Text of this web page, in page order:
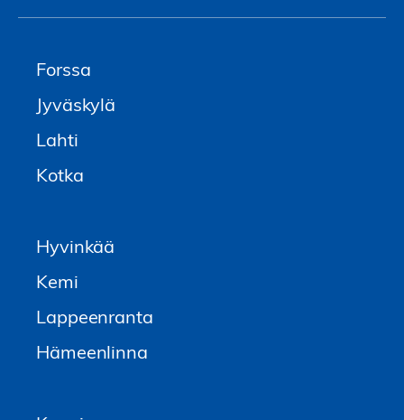
Forssa
Jyväskylä
Lahti
Kotka
Hyvinkää
Kemi
Lappeenranta
Hämeenlinna